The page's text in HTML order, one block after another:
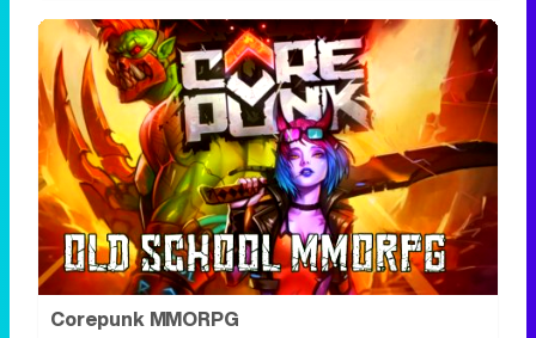
Corepunk MMORPG